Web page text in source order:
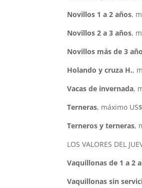
Novillos 1 a 2 años,
Novillos 2 a 3 años,
Novillos más de 3
Holando y cruza H.,
Vacas de invernada,
Terneras, máximo
Terneros y terneras,
LOS VALORES DEL
Vaquillonas de 1 a 2
Vaquillonas sin